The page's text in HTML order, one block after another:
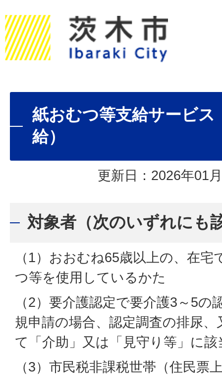
紙おむつ等支給サービス
給）
更新日：2026年01
対象者（次のいずれにも
（1）おおむね65歳以上の、在
つ等を使用しているかた
（2）要介護認定で要介護3～5の
規申請の場合、認定調査の排尿
て「介助」又は「見守り等」に
（3）市民税非課税世帯（住民票